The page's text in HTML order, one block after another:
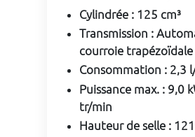
Cylindrée : 125 cm³
Transmission :
courroie trapézoïdale
Consommation : 2,3
Puissance max. : 9,0
tr/min
Hauteur de selle :